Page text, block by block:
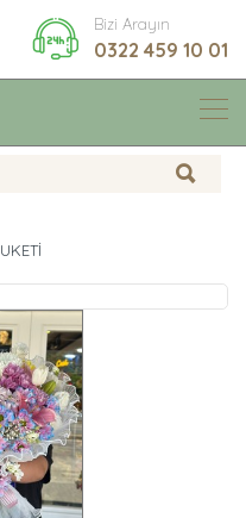
Bizi Arayın
0322 459 10 01